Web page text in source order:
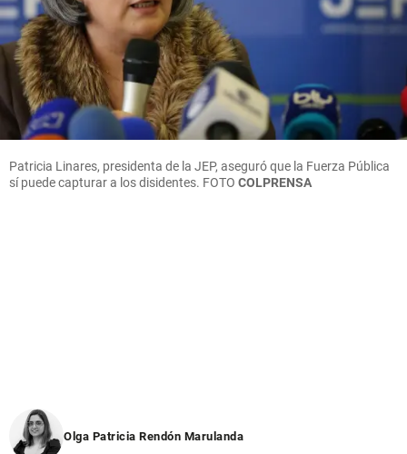
Patricia Linares, presidenta de la JEP, aseguró que la Fuerza Pública
sí puede capturar a los disidentes. FOTO COLPRENSA
Olga Patricia Rendón Marulanda